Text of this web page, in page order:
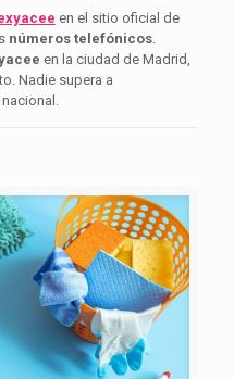
en el sitio oficial de
números telefónicos.
en la ciudad de Madrid,
Nadie supera a